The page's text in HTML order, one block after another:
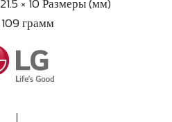
грамм